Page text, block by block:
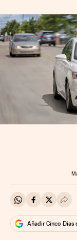
Compartir en
Compartir
Añadir Cinco Días